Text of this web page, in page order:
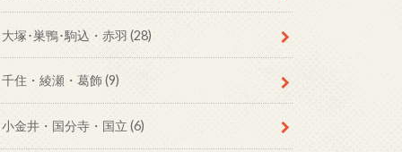
大塚･巣鴨･駒込・赤羽 (28)
千住・綾瀬・葛飾(9)
小金井・国分寺・国立 (6)